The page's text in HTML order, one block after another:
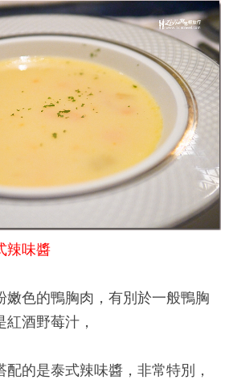
辣味醬
嫩色的鴨胸肉，有別於一般鴨胸
酒野莓汁，
的是泰式辣味醬，非常特別，